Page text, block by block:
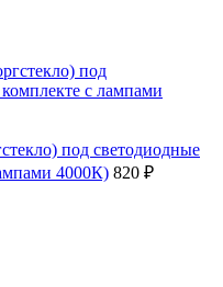
под светодиодные
4000К) 820 ₽